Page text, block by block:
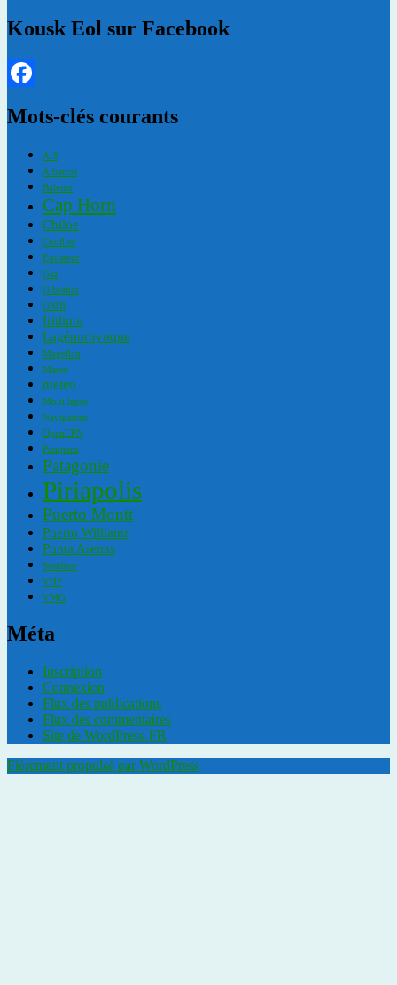
Kousk Eol sur Facebook
Mots-clés courants
AIS
Albatros
Baleine
Cap Horn
Chiloe
Couilles
Equateur
Gaz
Gibraltar
GRIB
Iridium
Lagénorhynque
Magellan
Maree
meteo
Mouillages
Navigation
OpenCPN
Pampero
Patagonie
Piriapolis
Puerto Montt
Puerto Williams
Punta Arenas
Sondeur
VHF
VMG
Méta
Inscription
Connexion
Flux des publications
Flux des commentaires
Site de WordPress-FR
Fièrement propulsé par WordPress